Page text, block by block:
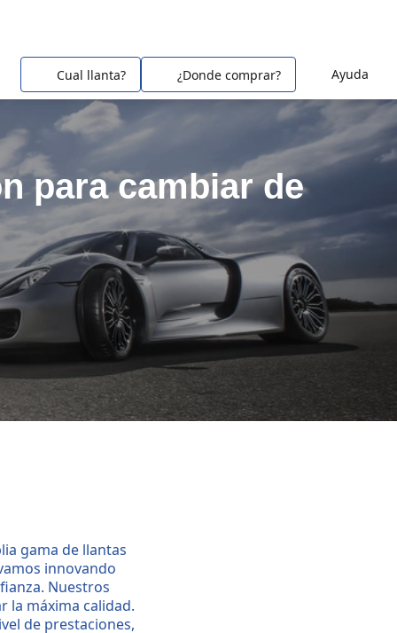
Ayuda
Cual llanta? ¿Donde comprar?
para cambiar de
gama de llantas
innovando
Nuestros
la máxima calidad.
de prestaciones,